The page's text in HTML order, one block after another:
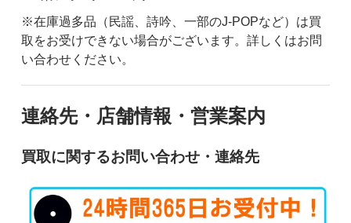
※在庫過多品（民謡、詩吟、一部のJ-POPなど）は買
取をお受けできない場合がございます。詳しくはお問
い合わせください。
連絡先・店舗情報・営業案内
買取に関するお問い合わせ・連絡先